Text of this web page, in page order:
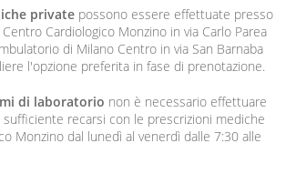
private possono essere effettuate presso
Cardiologico Monzino in via Carlo Parea
di Milano Centro in via San Barnaba
l'opzione preferita in fase di prenotazione.
di laboratorio non è necessario effettuare
recarsi con le prescrizioni mediche
Monzino dal lunedì al venerdì dalle 7:30 alle